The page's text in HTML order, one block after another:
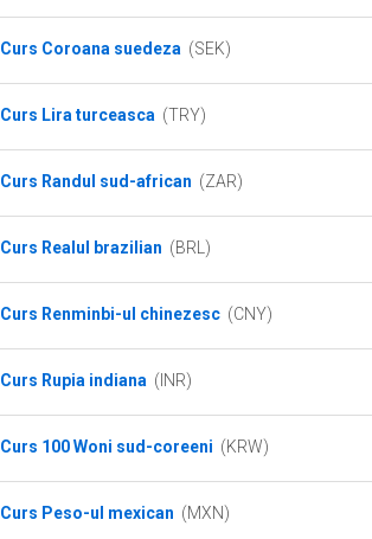
Curs Coroana suedeza (SEK)
Curs Lira turceasca (TRY)
Curs Randul sud-african (ZAR)
Curs Realul brazilian (BRL)
Curs Renminbi-ul chinezesc (CNY)
Curs Rupia indiana (INR)
Curs 100 Woni sud-coreeni (KRW)
Curs Peso-ul mexican (MXN)